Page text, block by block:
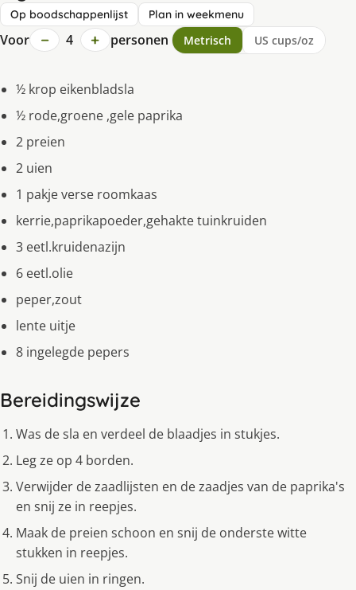
Op boodschappenlijst Plan in weekmenu
Voor − 4 + personen Metrisch US cups/oz
½ krop eikenbladsla
½ rode,groene ,gele paprika
2 preien
2 uien
1 pakje verse roomkaas
kerrie,paprikapoeder,gehakte tuinkruiden
3 eetl.kruidenazijn
6 eetl.olie
peper,zout
lente uitje
8 ingelegde pepers
Bereidingswijze
Was de sla en verdeel de blaadjes in stukjes.
Leg ze op 4 borden.
Verwijder de zaadlijsten en de zaadjes van de paprika's
en snij ze in reepjes.
Maak de preien schoon en snij de onderste witte
stukken in reepjes.
Snij de uien in ringen.